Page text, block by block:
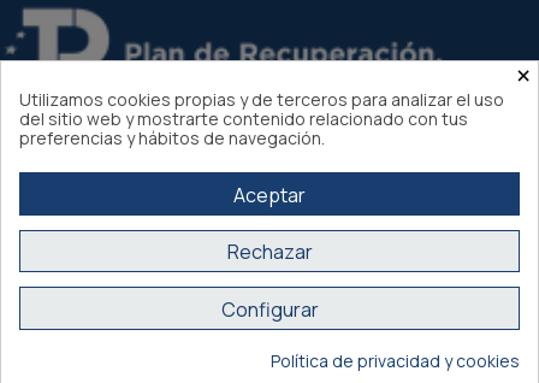
Atlantis Internacional 2026
Compra segura Certificado SSL
×
Utilizamos cookies propias y de terceros para analizar el uso
del sitio web y mostrarte contenido relacionado con tus
preferencias y hábitos de navegación.
Aceptar
Rechazar
Configurar
Política de privacidad y cookies